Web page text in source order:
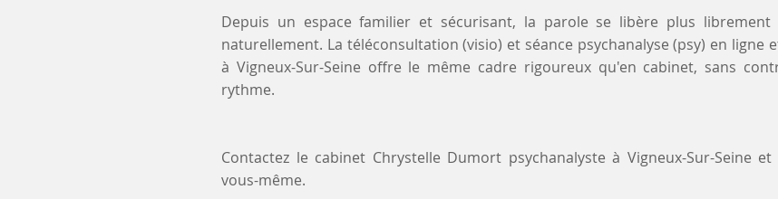
Depuis un espace familier et sécurisant, la parole se libère plus
naturellement. La téléconsultation (visio) et séance psychanalyse (psy) en ligne
à Vigneux-Sur-Seine offre le même cadre rigoureux qu'en cabinet, sans
rythme.
Contactez le cabinet Chrystelle Dumort psychanalyste à Vigneux-Sur-Seine
vous-même.